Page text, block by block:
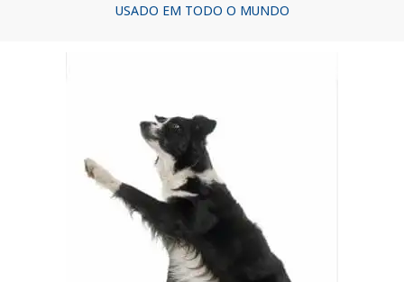
USADO EM TODO O MUNDO